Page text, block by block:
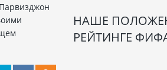
НАШЕ
РЕЙТИНГЕ